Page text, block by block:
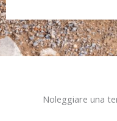
Noleggiare una